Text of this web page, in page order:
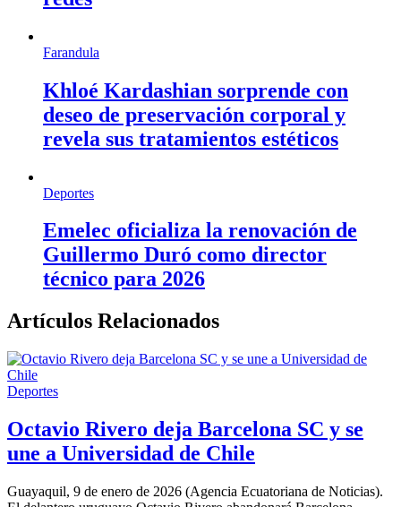
Farandula
Khloé Kardashian sorprende con
deseo de preservación corporal y
revela sus tratamientos estéticos
Deportes
Emelec oficializa la renovación de
Guillermo Duró como director
técnico para 2026
Artículos Relacionados
Deportes
Octavio Rivero deja Barcelona SC y se
une a Universidad de Chile
Guayaquil, 9 de enero de 2026 (Agencia Ecuatoriana de Noticias).